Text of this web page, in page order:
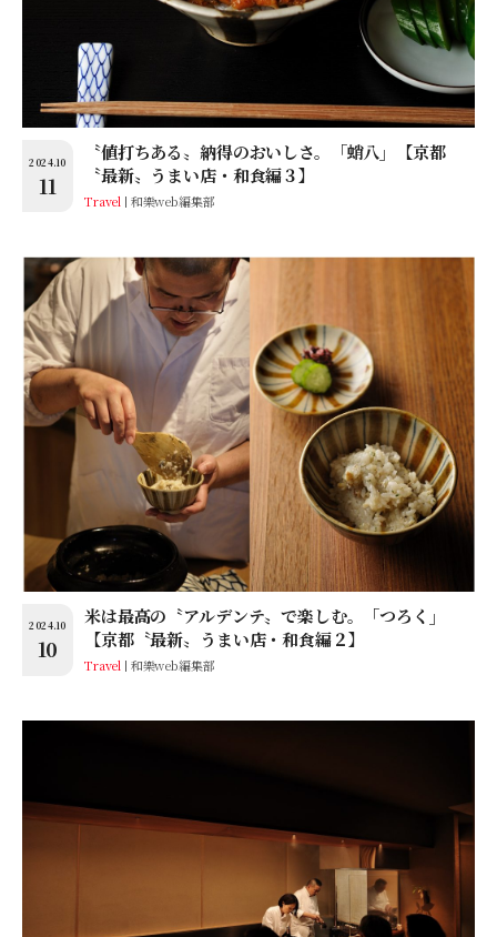
2024.10
11
〝値打ちある〟納得のおいしさ。「蛸八」【京都
〝最新〟うまい店・和食編３】
Travel 和樂web編集部
2024.10
10
米は最高の〝アルデンテ〟で楽しむ。「つろく」
【京都〝最新〟うまい店・和食編２】
Travel 和樂web編集部